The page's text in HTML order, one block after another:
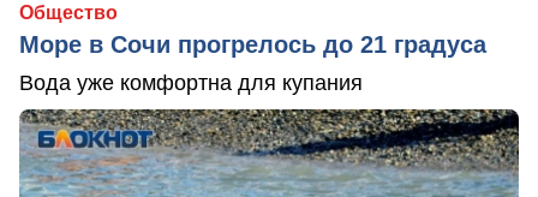
Общество
Море в Сочи прогрелось до 21 градуса
Вода уже комфортна для купания